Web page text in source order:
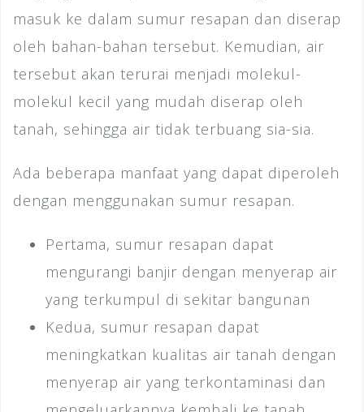
masuk ke dalam sumur resapan dan diserap
oleh bahan-bahan tersebut. Kemudian, air
tersebut akan terurai menjadi molekul-
molekul kecil yang mudah diserap oleh
tanah, sehingga air tidak terbuang sia-sia.
Ada beberapa manfaat yang dapat diperoleh
dengan menggunakan sumur resapan.
Pertama, sumur resapan dapat
mengurangi banjir dengan menyerap air
yang terkumpul di sekitar bangunan
Kedua, sumur resapan dapat
meningkatkan kualitas air tanah dengan
menyerap air yang terkontaminasi dan